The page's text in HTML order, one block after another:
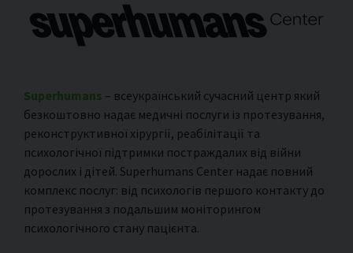
Superhumans – всеукраїнський сучасний центр який
безкоштовно надає медичні послуги із протезування,
реконструктивної хірургії, реабілітації та
психологічної підтримки постраждалих від війни
дорослих і дітей. Superhumans Center надає повний
комплекс послуг: від психологів першого контакту до
протезування з подальшим моніторингом
психологічного стану пацієнта.